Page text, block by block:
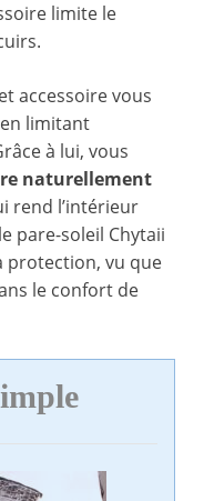
limite le
accessoire vous
limitant
à lui, vous
naturellement
rend l’intérieur
pare-soleil Chytaii
protection, vu que
le confort de